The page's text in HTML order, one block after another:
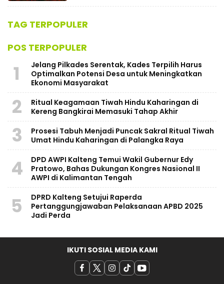
TAG TERPOPULER
POS TERPOPULER
1
Jelang Pilkades Serentak, Kades Terpilih Harus
Optimalkan Potensi Desa untuk Meningkatkan
Ekonomi Masyarakat
2
Ritual Keagamaan Tiwah Hindu Kaharingan di
Kereng Bangkirai Memasuki Tahap Akhir
3
Prosesi Tabuh Menjadi Puncak Sakral Ritual Tiwah
Umat Hindu Kaharingan di Palangka Raya
4
DPD AWPI Kalteng Temui Wakil Gubernur Edy
Pratowo, Bahas Dukungan Kongres Nasional II
AWPI di Kalimantan Tengah
5
​DPRD Kalteng Setujui Raperda
Pertanggungjawaban Pelaksanaan APBD 2025
Jadi Perda
IKUTI SOSIAL MEDIA KAMI